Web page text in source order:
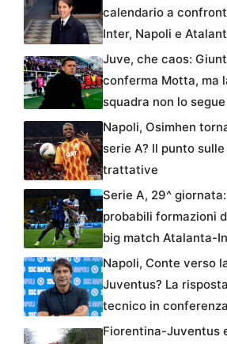
calendario a
Inter, Napoli e
Juve, che caos:
conferma Motta, ma
squadra non lo
Napoli, Osimhen
serie A? Il punto sulle
trattative
Serie A, 29^
probabili formazioni
big match Atalanta-
Napoli, Conte verso
Juventus? La
tecnico in conferenza
Fiorentina-Juventus